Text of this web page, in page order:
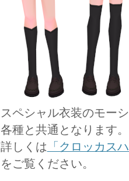
スペシャル衣装のモー
各種と共通となります。
詳しくは 「クロッカス
をご覧ください。